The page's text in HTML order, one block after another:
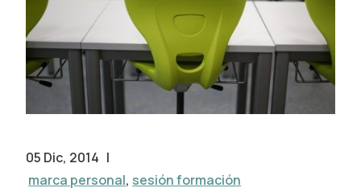
05 Dic, 2014 |
marca personal, sesión formación